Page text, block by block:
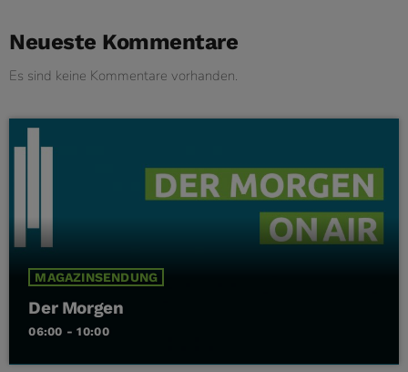
Neueste Kommentare
Es sind keine Kommentare vorhanden.
MAGAZINSENDUNG
Der Morgen
06:00 - 10:00